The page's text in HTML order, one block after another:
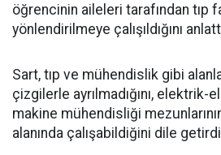
öğrencinin aileleri tarafından tıp
yönlendirilmeye çalışıldığını
Sart, tıp ve mühendislik gibi
çizgilerle ayrılmadığını, elektrik-
makine mühendisliği
alanında çalışabildiğini dile